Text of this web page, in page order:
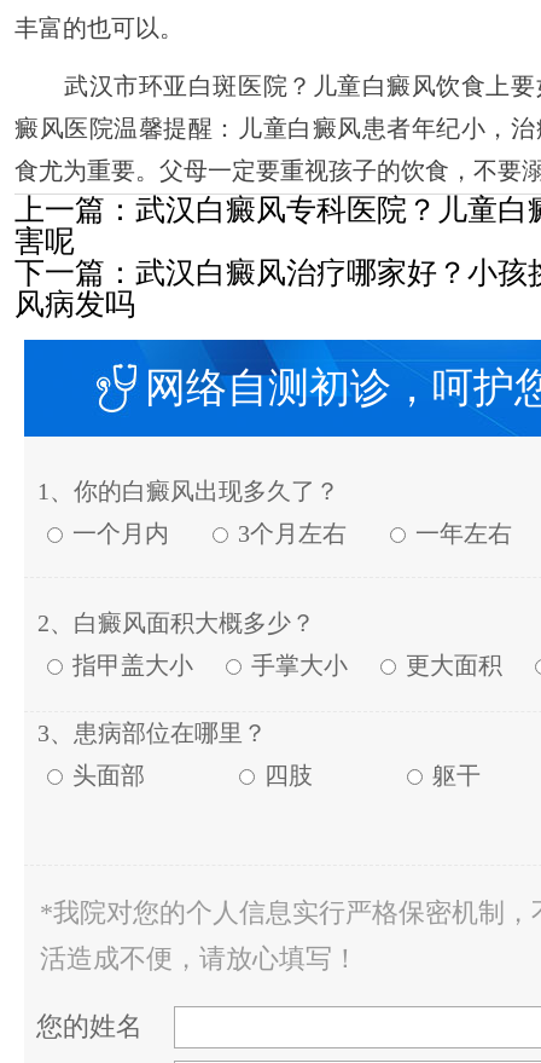
丰富的也可以。
武汉市环亚白斑医院？儿童白癜风饮食上要
癜风医院温馨提醒：儿童白癜风患者年纪小，
食尤为重要。父母一定要重视孩子的饮食，不要
上一篇： 武汉白癜风专科医院？儿童白
害呢
下一篇： 武汉白癜风治疗哪家好？小孩
风病发吗
网络自测初诊，呵护
1、你的白癜风出现多久了？
一个月内
3个月左右 一年左右
2、白癜风面积大概多少？
指甲盖大小
手掌大小 更大面积
3、患病部位在哪里？
头面部
四肢 躯干
*我院对您的个人信息实行严格保密机制，
活造成不便，请放心填写！
您的姓名